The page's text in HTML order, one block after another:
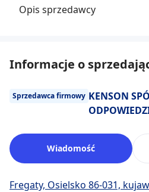
Opis sprzedawcy
Informacje o
Sprzedawca firmowy KENSON
Wiadomość
Fregaty, Osielsko 86-031,